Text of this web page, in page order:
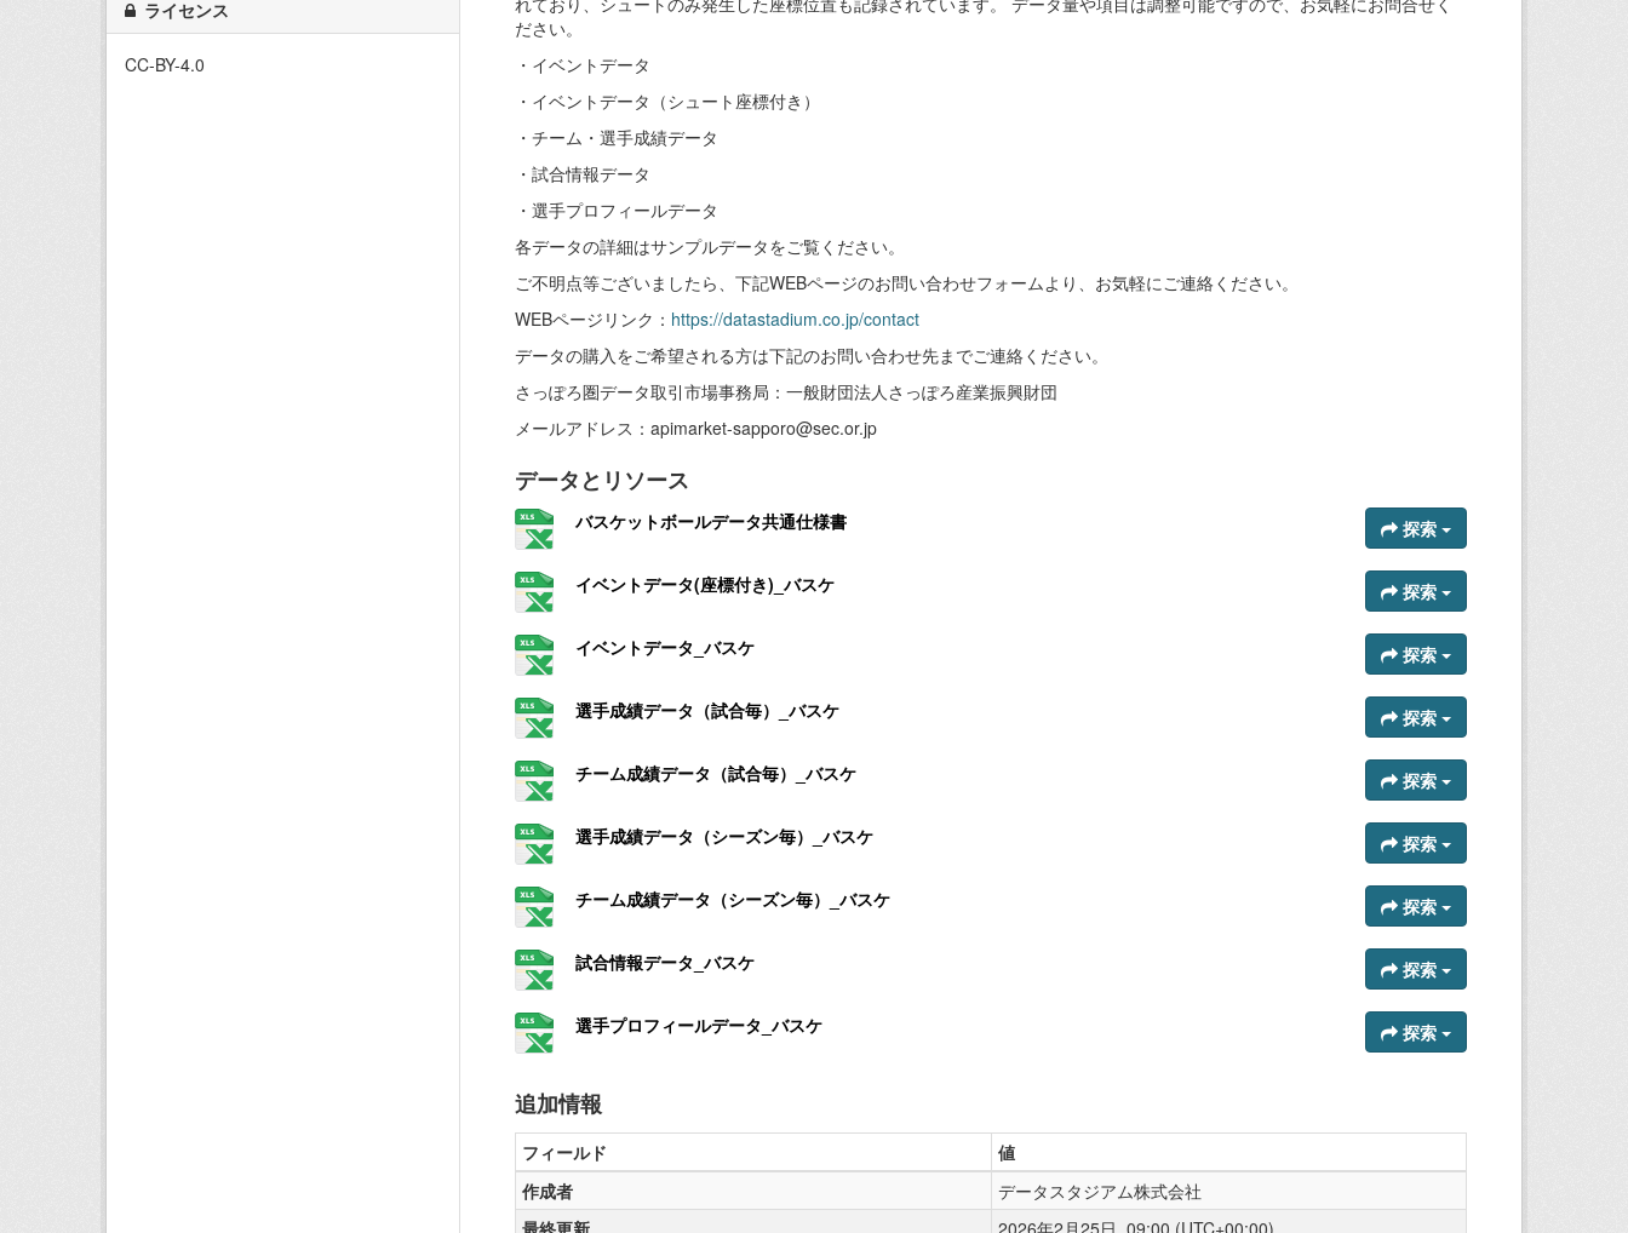
ライセンス
CC-BY-4.0
ださい。
・イベントデータ
・イベントデータ（シュート座標付き）
・チーム・選手成績データ
・試合情報データ
・選手プロフィールデータ
各データの詳細はサンプルデータをご覧ください。
ご不明点等ございましたら、下記WEBページのお問い合わせフォームより、お気軽にご連絡ください。
WEBページリンク： https://datastadium.co.jp/contact
データの購入をご希望される方は下記のお問い合わせ先までご連絡ください。
さっぽろ圏データ取引市場事務局：一般財団法人さっぽろ産業振興財団
メールアドレス：apimarket-sapporo@sec.or.jp
データとリソース
バスケットボールデータ共通仕様書 探索
イベントデータ(座標付き)_バスケ 探索
イベントデータ_バスケ 探索
選手成績データ（試合毎）_バスケ 探索
チーム成績データ（試合毎）_バスケ 探索
選手成績データ（シーズン毎）_バスケ 探索
チーム成績データ（シーズン毎）_バスケ 探索
試合情報データ_バスケ 探索
選手プロフィールデータ_バスケ 探索
追加情報
フィールド
値
作成者
データスタジアム株式会社
最終更新
2026年2月25日, 09:00 (UTC+00:00)